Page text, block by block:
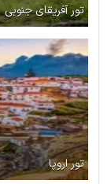
تور آفریقای جنوبی
تور اروپا